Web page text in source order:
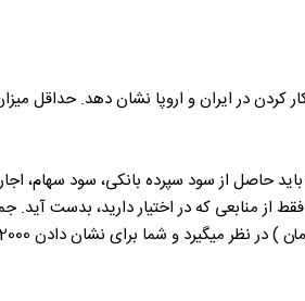
حاصل از سود سپرده بانکی، سود سهام،
از منابعی که در اختیار دارید، بدست آید.